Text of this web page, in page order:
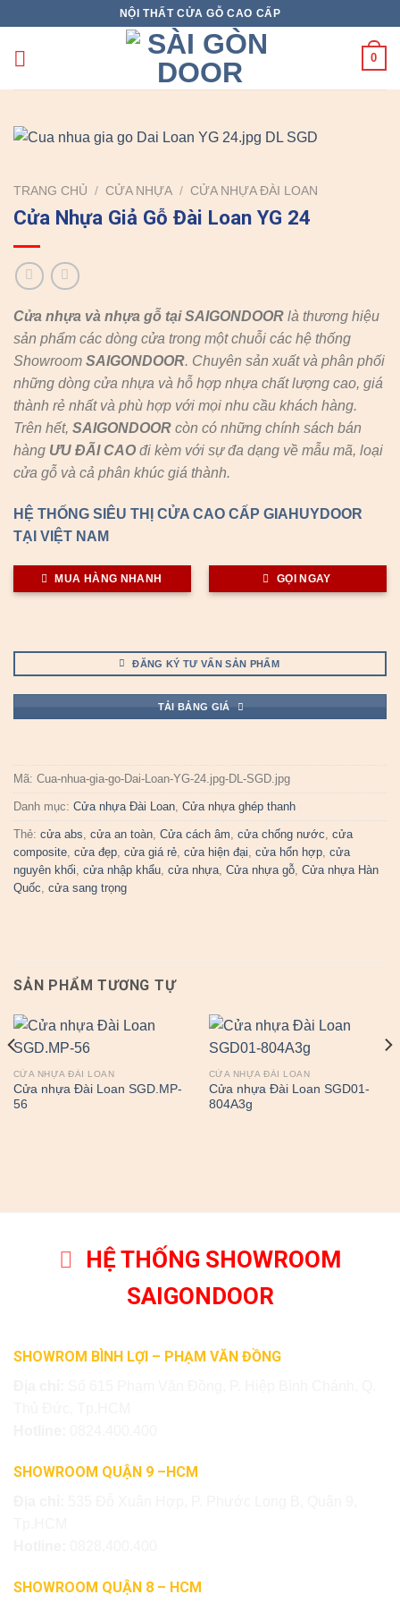
content
NỘI THẤT CỬA GỖ CAO CẤP
0
TRANG CHỦ / CỬA NHỰA / CỬA NHỰA ĐÀI LOAN
Cửa Nhựa Giả Gỗ Đài Loan YG 24
Cửa nhựa và nhựa gỗ tại SAIGONDOOR là thương hiệu
sản phẩm các dòng cửa trong một chuỗi các hệ thống
Showroom SAIGONDOOR. Chuyên sản xuất và phân phối
những dòng cửa nhựa và hỗ hợp nhựa chất lượng cao, giá
thành rẻ nhất và phù hợp với mọi nhu cầu khách hàng.
Trên hết, SAIGONDOOR còn có những chính sách bán
hàng ƯU ĐÃI CAO đi kèm với sự đa dạng về mẫu mã, loại
cửa gỗ và cả phân khúc giá thành.
HỆ THỐNG SIÊU THỊ CỬA CAO CẤP GIAHUYDOOR
TẠI VIỆT NAM
MUA HÀNG NHANH GỌI NGAY
ĐĂNG KÝ TƯ VẤN SẢN PHẨM
TẢI BẢNG GIÁ
Mã: Cua-nhua-gia-go-Dai-Loan-YG-24.jpg-DL-SGD.jpg
Danh mục: Cửa nhựa Đài Loan, Cửa nhựa ghép thanh
Thẻ: cửa abs, cửa an toàn, Cửa cách âm, cửa chống nước, cửa
composite, cửa đẹp, cửa giá rẻ, cửa hiện đại, cửa hổn hợp, cửa
nguyên khối, cửa nhập khẩu, cửa nhựa, Cửa nhựa gỗ, Cửa nhựa Hàn
Quốc, cửa sang trọng
SẢN PHẨM TƯƠNG TỰ
CỬA NHỰA ĐÀI LOAN
Cửa nhựa Đài Loan SGD.MP-
56
CỬA NHỰA ĐÀI LOAN
Cửa nhựa Đài Loan SGD01-
804A3g
HỆ THỐNG SHOWROOM
SAIGONDOOR
SHOWROM BÌNH LỢI – PHẠM VĂN ĐỒNG
SHOWROOM QUẬN 9 –HCM
SHOWROOM QUẬN 8 – HCM